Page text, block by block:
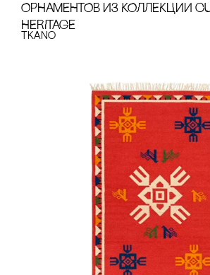
ОРНАМЕНТОВ ИЗ КОЛЛЕКЦИИ
HERITAGE
Tkano